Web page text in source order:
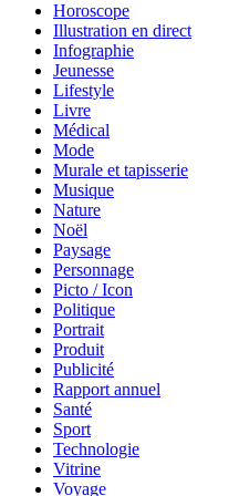
Horoscope
Illustration en direct
Infographie
Jeunesse
Lifestyle
Livre
Médical
Mode
Murale et tapisserie
Musique
Nature
Noël
Paysage
Personnage
Picto / Icon
Politique
Portrait
Produit
Publicité
Rapport annuel
Santé
Sport
Technologie
Vitrine
Voyage